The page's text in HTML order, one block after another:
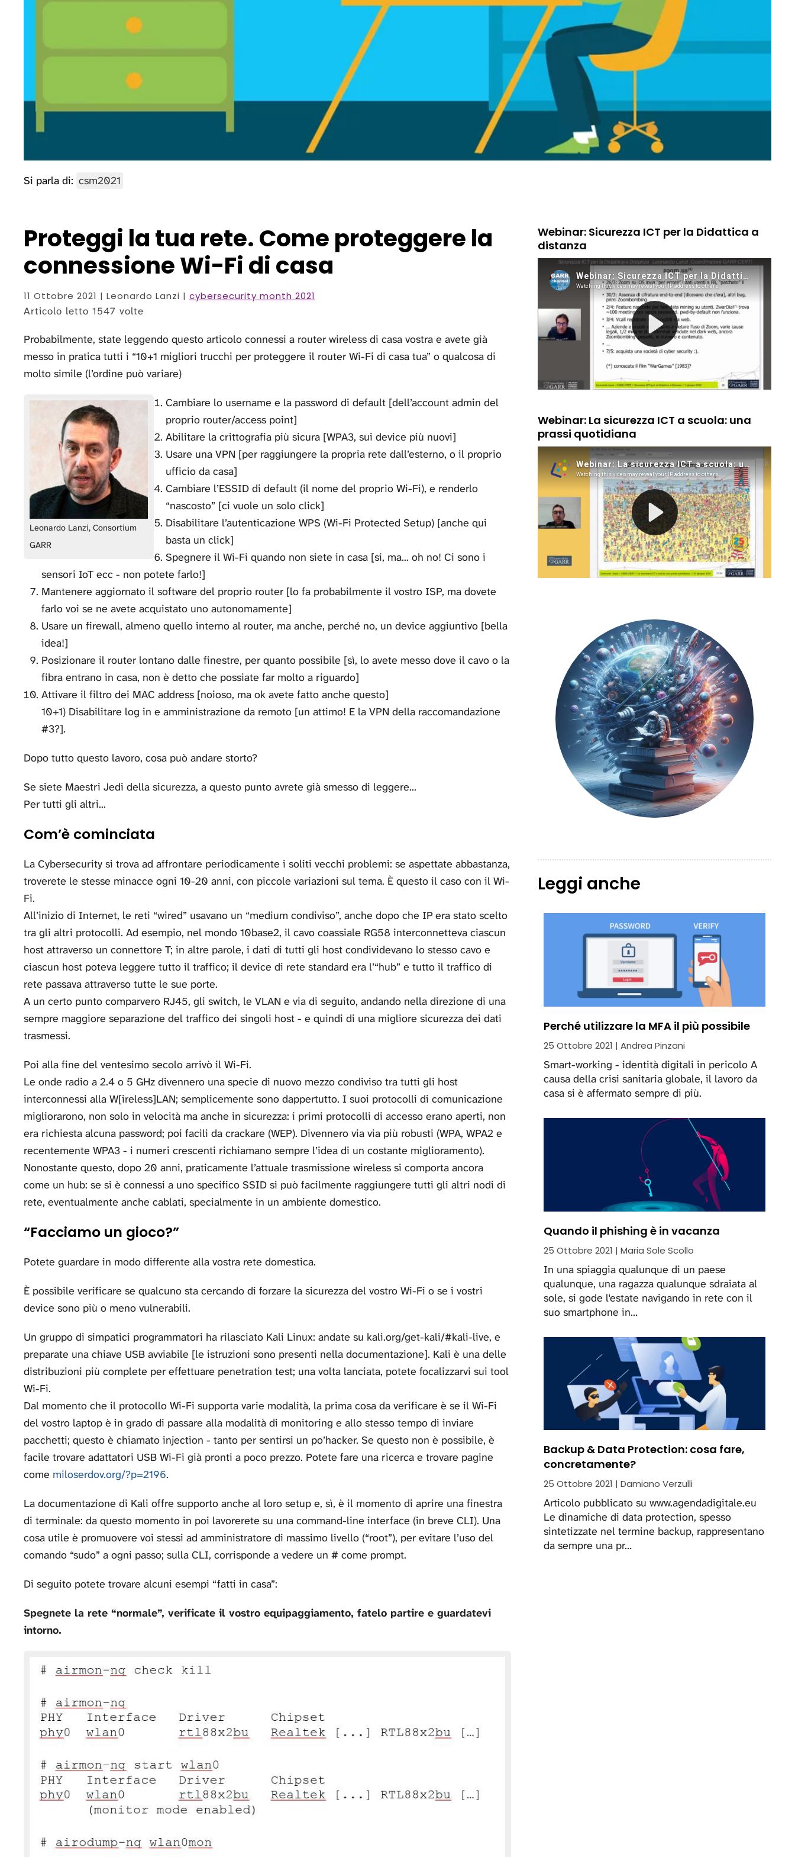
Si parla di: csm2021
Proteggi la tua rete. Come proteggere la
connessione Wi-Fi di casa
11 Ottobre 2021 | Leonardo Lanzi | cybersecurity month 2021
Articolo letto 1547 volte
Probabilmente, state leggendo questo articolo connessi a router wireless di casa vostra e avete già
messo in pratica tutti i “10+1 migliori trucchi per proteggere il router Wi-Fi di casa tua” o qualcosa di
molto simile (l’ordine può variare)
Leonardo Lanzi, Consortium
GARR
Cambiare lo username e la password di default [dell’account admin del
proprio router/access point]
Abilitare la crittografia più sicura [WPA3, sui device più nuovi]
Usare una VPN [per raggiungere la propria rete dall’esterno, o il proprio
ufficio da casa]
Cambiare l’ESSID di default (il nome del proprio Wi-Fi), e renderlo
“nascosto” [ci vuole un solo click]
Disabilitare l’autenticazione WPS (Wi-Fi Protected Setup) [anche qui
basta un click]
Spegnere il Wi-Fi quando non siete in casa [si, ma... oh no! Ci sono i
sensori IoT ecc - non potete farlo!]
Mantenere aggiornato il software del proprio router [lo fa probabilmente il vostro ISP, ma dovete
farlo voi se ne avete acquistato uno autonomamente]
Usare un firewall, almeno quello interno al router, ma anche, perché no, un device aggiuntivo [bella
idea!]
Posizionare il router lontano dalle finestre, per quanto possibile [sì, lo avete messo dove il cavo o la
fibra entrano in casa, non è detto che possiate far molto a riguardo]
Attivare il filtro dei MAC address [noioso, ma ok avete fatto anche questo]
10+1) Disabilitare log in e amministrazione da remoto [un attimo! E la VPN della raccomandazione
#3?].
Dopo tutto questo lavoro, cosa può andare storto?
Se siete Maestri Jedi della sicurezza, a questo punto avrete già smesso di leggere...
Per tutti gli altri...
Com’è cominciata
La Cybersecurity si trova ad affrontare periodicamente i soliti vecchi problemi: se aspettate abbastanza,
troverete le stesse minacce ogni 10-20 anni, con piccole variazioni sul tema. È questo il caso con il Wi-
Fi.
All’inizio di Internet, le reti “wired” usavano un “medium condiviso”, anche dopo che IP era stato scelto
tra gli altri protocolli. Ad esempio, nel mondo 10base2, il cavo coassiale RG58 interconnetteva ciascun
host attraverso un connettore T; in altre parole, i dati di tutti gli host condividevano lo stesso cavo e
ciascun host poteva leggere tutto il traffico; il device di rete standard era l’“hub” e tutto il traffico di
rete passava attraverso tutte le sue porte.
A un certo punto comparvero RJ45, gli switch, le VLAN e via di seguito, andando nella direzione di una
sempre maggiore separazione del traffico dei singoli host - e quindi di una migliore sicurezza dei dati
trasmessi.
Poi alla fine del ventesimo secolo arrivò il Wi-Fi.
Le onde radio a 2.4 o 5 GHz divennero una specie di nuovo mezzo condiviso tra tutti gli host
interconnessi alla W[ireless]LAN; semplicemente sono dappertutto. I suoi protocolli di comunicazione
migliorarono, non solo in velocità ma anche in sicurezza: i primi protocolli di accesso erano aperti, non
era richiesta alcuna password; poi facili da crackare (WEP). Divennero via via più robusti (WPA, WPA2 e
recentemente WPA3 - i numeri crescenti richiamano sempre l’idea di un costante miglioramento).
Nonostante questo, dopo 20 anni, praticamente l’attuale trasmissione wireless si comporta ancora
come un hub: se si è connessi a uno specifico SSID si può facilmente raggiungere tutti gli altri nodi di
rete, eventualmente anche cablati, specialmente in un ambiente domestico.
“Facciamo un gioco?”
Potete guardare in modo differente alla vostra rete domestica.
È possibile verificare se qualcuno sta cercando di forzare la sicurezza del vostro Wi-Fi o se i vostri
device sono più o meno vulnerabili.
Un gruppo di simpatici programmatori ha rilasciato Kali Linux: andate su kali.org/get-kali/#kali-live, e
preparate una chiave USB avviabile [le istruzioni sono presenti nella documentazione]. Kali è una delle
distribuzioni più complete per effettuare penetration test; una volta lanciata, potete focalizzarvi sui tool
Wi-Fi.
Dal momento che il protocollo Wi-Fi supporta varie modalità, la prima cosa da verificare è se il Wi-Fi
del vostro laptop è in grado di passare alla modalità di monitoring e allo stesso tempo di inviare
pacchetti; questo è chiamato injection - tanto per sentirsi un po’hacker. Se questo non è possibile, è
facile trovare adattatori USB Wi-Fi già pronti a poco prezzo. Potete fare una ricerca e trovare pagine
come miloserdov.org/?p=2196.
La documentazione di Kali offre supporto anche al loro setup e, sì, è il momento di aprire una finestra
di terminale: da questo momento in poi lavorerete su una command-line interface (in breve CLI). Una
cosa utile è promuovere voi stessi ad amministratore di massimo livello (“root”), per evitare l’uso del
comando “sudo” a ogni passo; sulla CLI, corrisponde a vedere un # come prompt.
Di seguito potete trovare alcuni esempi “fatti in casa”:
Spegnete la rete “normale”, verificate il vostro equipaggiamento, fatelo partire e guardatevi
intorno.
Webinar: Sicurezza ICT per la Didattica a
distanza
Webinar: La sicurezza ICT a scuola: una
prassi quotidiana
Leggi anche
Perché utilizzare la MFA il più possibile
25 Ottobre 2021 | Andrea Pinzani
Smart-working - identità digitali in pericolo A
causa della crisi sanitaria globale, il lavoro da
casa si è affermato sempre di più.
Quando il phishing è in vacanza
25 Ottobre 2021 | Maria Sole Scollo
In una spiaggia qualunque di un paese
qualunque, una ragazza qualunque sdraiata al
sole, si gode l'estate navigando in rete con il
suo smartphone in…
Backup & Data Protection: cosa fare,
concretamente?
25 Ottobre 2021 | Damiano Verzulli
Articolo pubblicato su www.agendadigitale.eu
Le dinamiche di data protection, spesso
sintetizzate nel termine backup, rappresentano
da sempre una pr…